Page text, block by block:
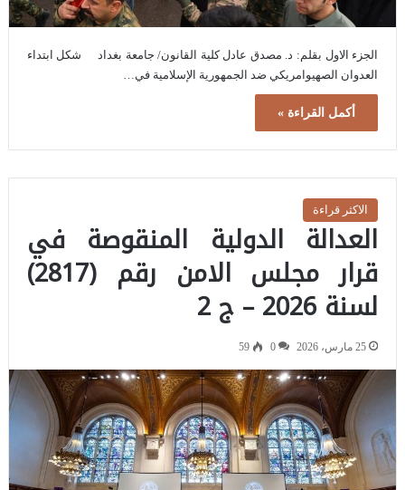
الجزء الاول بقلم: د. مصدق عادل كلية القانون/ جامعة بغداد شكل ابتداء
العدوان الصهيوامريكي ضد الجمهورية الإسلامية في…
أكمل القراءة »
الاكثر قراءة
العدالة الدولية المنقوصة في
قرار مجلس الامن رقم (2817)
لسنة 2026 – ج 2
25 مارس، 2026 0
59